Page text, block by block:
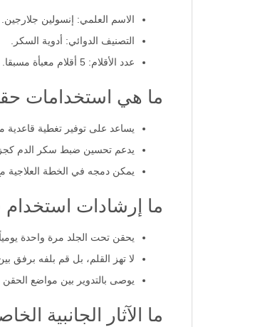
الاسم العلمي: إنسولين جلارجين.
التصنيف الدوائي: أدوية السكر.
عدد الأقلام: 5 أقلام معبأة مسبقا.
ما هي استخدامات حقن
يساعد على توفير تغطية قاعدية مستقرة لمستوى
يدعم تحسين ضبط سكر الدم
يمكن دمجه في الخطة العلاجية
ما إرشادات استخدام
يحقن تحت الجلد مرة واحدة
لا تهز القلم، بل قم بلفه برفق
يوصى بالتدوير بين مواضع
ما الآثار الجانبية الخاصة